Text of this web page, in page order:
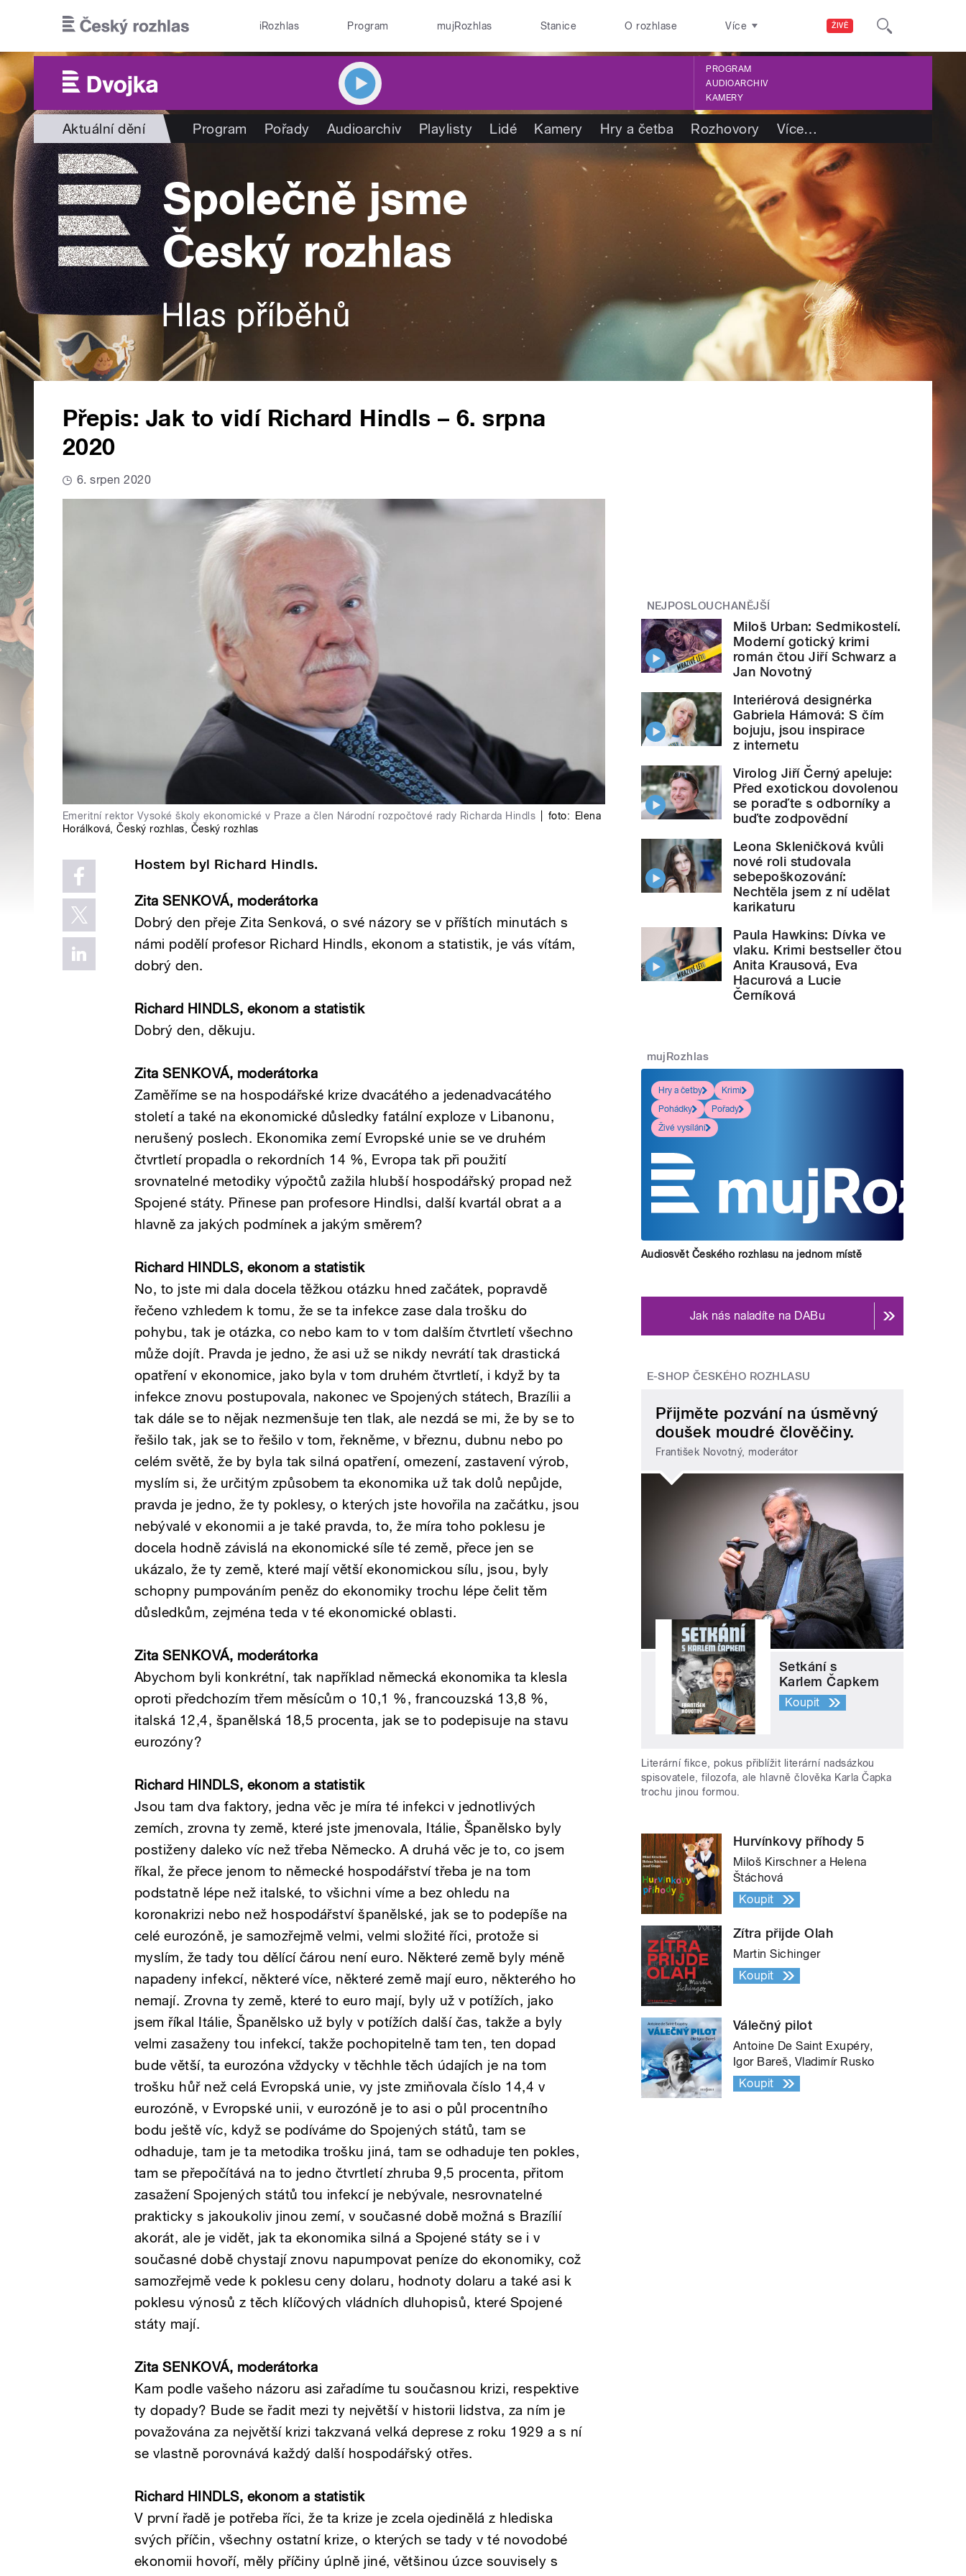
ŽIVĚ
iRozhlas Program mujRozhlas Stanice O rozhlase Více
PROGRAM
AUDIOARCHIV
KAMERY
Aktuální dění Program Pořady Audioarchiv Playlisty Lidé Kamery Hry a četba Rozhovory Více…
Přepis: Jak to vidí Richard Hindls – 6. srpna
2020
6. srpen 2020
Emeritní rektor Vysoké školy ekonomické v Praze a člen Národní rozpočtové rady Richarda Hindls foto:
Elena
Horálková,Český rozhlas, Český rozhlas
Hostem byl Richard Hindls.
Zita SENKOVÁ, moderátorka
Dobrý den přeje Zita Senková, o své názory se v příštích minutách s
námi podělí profesor Richard Hindls, ekonom a statistik, je vás vítám,
dobrý den.
Richard HINDLS, ekonom a statistik
Dobrý den, děkuju.
Zita SENKOVÁ, moderátorka
Zaměříme se na hospodářské krize dvacátého a jedenadvacátého
století a také na ekonomické důsledky fatální exploze v Libanonu,
nerušený poslech. Ekonomika zemí Evropské unie se ve druhém
čtvrtletí propadla o rekordních 14 %, Evropa tak při použití
srovnatelné metodiky výpočtů zažila hlubší hospodářský propad než
Spojené státy. Přinese pan profesore Hindlsi, další kvartál obrat a a
hlavně za jakých podmínek a jakým směrem?
Richard HINDLS, ekonom a statistik
No, to jste mi dala docela těžkou otázku hned začátek, popravdě
řečeno vzhledem k tomu, že se ta infekce zase dala trošku do
pohybu, tak je otázka, co nebo kam to v tom dalším čtvrtletí všechno
může dojít. Pravda je jedno, že asi už se nikdy nevrátí tak drastická
opatření v ekonomice, jako byla v tom druhém čtvrtletí, i když by ta
infekce znovu postupovala, nakonec ve Spojených státech, Brazílii a
tak dále se to nějak nezmenšuje ten tlak, ale nezdá se mi, že by se to
řešilo tak, jak se to řešilo v tom, řekněme, v březnu, dubnu nebo po
celém světě, že by byla tak silná opatření, omezení, zastavení výrob,
myslím si, že určitým způsobem ta ekonomika už tak dolů nepůjde,
pravda je jedno, že ty poklesy, o kterých jste hovořila na začátku, jsou
nebývalé v ekonomii a je také pravda, to, že míra toho poklesu je
docela hodně závislá na ekonomické síle té země, přece jen se
ukázalo, že ty země, které mají větší ekonomickou sílu, jsou, byly
schopny pumpováním peněz do ekonomiky trochu lépe čelit těm
důsledkům, zejména teda v té ekonomické oblasti.
Zita SENKOVÁ, moderátorka
Abychom byli konkrétní, tak například německá ekonomika ta klesla
oproti předchozím třem měsícům o 10,1 %, francouzská 13,8 %,
italská 12,4, španělská 18,5 procenta, jak se to podepisuje na stavu
eurozóny?
Richard HINDLS, ekonom a statistik
Jsou tam dva faktory, jedna věc je míra té infekci v jednotlivých
zemích, zrovna ty země, které jste jmenovala, Itálie, Španělsko byly
postiženy daleko víc než třeba Německo. A druhá věc je to, co jsem
říkal, že přece jenom to německé hospodářství třeba je na tom
podstatně lépe než italské, to všichni víme a bez ohledu na
koronakrizi nebo než hospodářství španělské, jak se to podepíše na
celé eurozóně, je samozřejmě velmi, velmi složité říci, protože si
myslím, že tady tou dělící čárou není euro. Některé země byly méně
napadeny infekcí, některé více, některé země mají euro, některého ho
nemají. Zrovna ty země, které to euro mají, byly už v potížích, jako
jsem říkal Itálie, Španělsko už byly v potížích další čas, takže a byly
velmi zasaženy tou infekcí, takže pochopitelně tam ten, ten dopad
bude větší, ta eurozóna vždycky v těchhle těch údajích je na tom
trošku hůř než celá Evropská unie, vy jste zmiňovala číslo 14,4 v
eurozóně, v Evropské unii, v eurozóně je to asi o půl procentního
bodu ještě víc, když se podíváme do Spojených států, tam se
odhaduje, tam je ta metodika trošku jiná, tam se odhaduje ten pokles,
tam se přepočítává na to jedno čtvrtletí zhruba 9,5 procenta, přitom
zasažení Spojených států tou infekcí je nebývale, nesrovnatelné
prakticky s jakoukoliv jinou zemí, v současné době možná s Brazílií
akorát, ale je vidět, jak ta ekonomika silná a Spojené státy se i v
současné době chystají znovu napumpovat peníze do ekonomiky, což
samozřejmě vede k poklesu ceny dolaru, hodnoty dolaru a také asi k
poklesu výnosů z těch klíčových vládních dluhopisů, které Spojené
státy mají.
Zita SENKOVÁ, moderátorka
Kam podle vašeho názoru asi zařadíme tu současnou krizi, respektive
ty dopady? Bude se řadit mezi ty největší v historii lidstva, za ním je
považována za největší krizi takzvaná velká deprese z roku 1929 a s ní
se vlastně porovnává každý další hospodářský otřes.
Richard HINDLS, ekonom a statistik
V první řadě je potřeba říci, že ta krize je zcela ojedinělá z hlediska
svých příčin, všechny ostatní krize, o kterých se tady v té novodobé
ekonomii hovoří, měly příčiny úplně jiné, většinou úzce souvisely s
NEJPOSLOUCHANĚJŠÍ
Miloš Urban: Sedmikostelí.
Moderní gotický krimi
román čtou Jiří Schwarz a
Jan Novotný
Interiérová designérka
Gabriela Hámová: S čím
bojuju, jsou inspirace
z internetu
Virolog Jiří Černý apeluje:
Před exotickou dovolenou
se poraďte s odborníky a
buďte zodpovědní
Leona Skleničková kvůli
nové roli studovala
sebepoškozování:
Nechtěla jsem z ní udělat
karikaturu
Paula Hawkins: Dívka ve
vlaku. Krimi bestseller čtou
Anita Krausová, Eva
Hacurová a Lucie
Černíková
mujRozhlas
Hry a četby
Krimi
Pohádky
Pořady
Živé vysílání
Audiosvět Českého rozhlasu na jednom místě
Jak nás naladíte na DABu
E-SHOP ČESKÉHO ROZHLASU
Přijměte pozvání na úsměvný
doušek moudré člověčiny.
František Novotný, moderátor
Setkání s
Karlem Čapkem
Koupit
Literární fikce, pokus přiblížit literární nadsázkou
spisovatele, filozofa, ale hlavně člověka Karla Čapka
trochu jinou formou.
Hurvínkovy příhody 5
Miloš Kirschner a Helena
Štáchová
Koupit
Zítra přijde Olah
Martin Sichinger
Koupit
Válečný pilot
Antoine De Saint Exupéry,
Igor Bareš, Vladimír Rusko
Koupit